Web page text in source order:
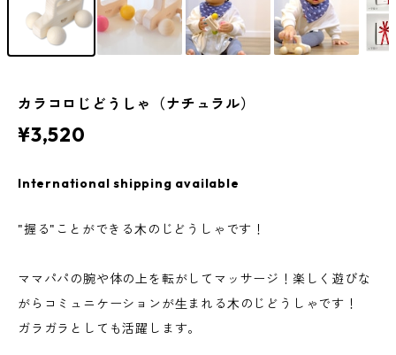
カラコロじどうしゃ（ナチュラル）
¥3,520
International shipping available
"握る"ことができる⽊のじどうしゃです！
ママパパの腕や体の上を転がしてマッサージ！楽しく遊びな
がらコミュニケーションが⽣まれる⽊のじどうしゃです！
ガラガラとしても活躍します。